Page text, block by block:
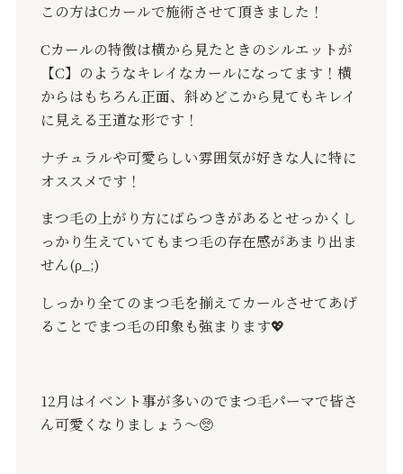
この方はCカールで施術させて頂きました！
Cカールの特徴は横から見たときのシルエットが
【C】のようなキレイなカールになってます！横
からはもちろん正面、斜めどこから見てもキレイ
に見える王道な形です！
ナチュラルや可愛らしい雰囲気が好きな人に特に
オススメです！
まつ毛の上がり方にばらつきがあるとせっかくし
っかり生えていてもまつ毛の存在感があまり出ま
せん(ρ_;)
しっかり全てのまつ毛を揃えてカールさせてあげ
ることでまつ毛の印象も強まります💖
12月はイベント事が多いのでまつ毛パーマで皆さ
ん可愛くなりましょう〜🥺